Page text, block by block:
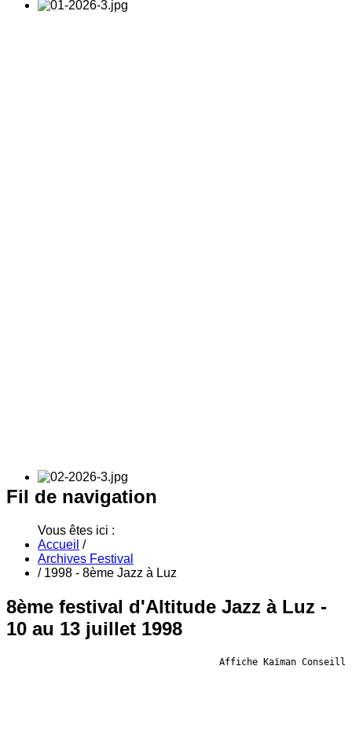
Fil de navigation
Vous êtes ici :
Accueil /
Archives Festival
/ 1998 - 8ème Jazz à Luz
8ème festival d'Altitude Jazz à Luz -
10 au 13 juillet 1998
Affiche Kaïman Conseill